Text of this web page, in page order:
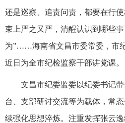
还是巡察、追责问责，都要在行
束上严之又严，清醒认识到哪些
为”……海南省文昌市委常委，市
近日为全市纪检监察干部讲党课。
文昌市纪委监委以纪委书记
台、支部研讨交流等为载体，常
续强化思想淬炼。注重发挥张云